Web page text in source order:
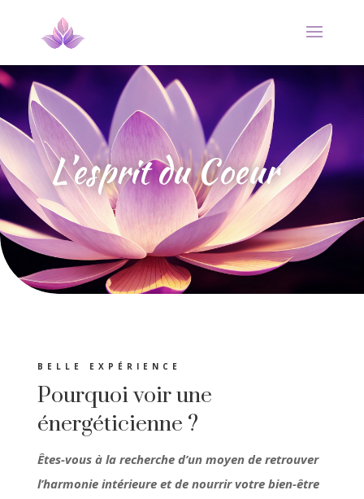
L’esprit du Coeur
BELLE EXPÉRIENCE
Pourquoi voir une
énergéticienne ?
Êtes-vous à la recherche d’un moyen de retrouver
l’harmonie intérieure et de nourrir votre bien-être